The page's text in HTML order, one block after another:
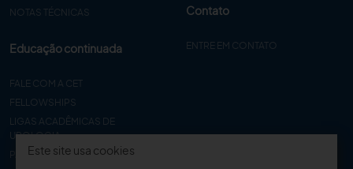
NOTAS TÉCNICAS
Educação continuada
FALE COM A CET
FELLOWSHIPS
LIGAS ACADÊMICAS DE
UROLOGIA
PAPER
Contato
ENTRE EM CONTATO
Este site usa cookies